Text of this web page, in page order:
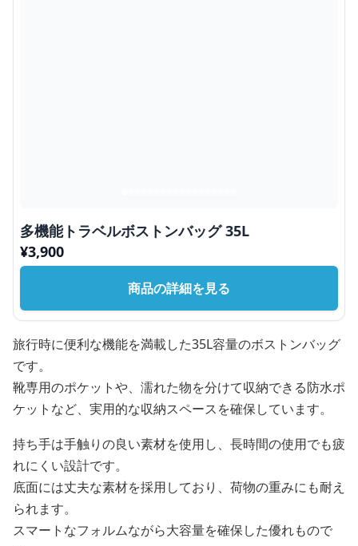
多機能トラベルボストンバッグ 35L
¥3,900
商品の詳細を見る
旅行時に便利な機能を満載した35L容量のボストンバッグ
です。
靴専用のポケットや、濡れた物を分けて収納できる防水ポ
ケットなど、実用的な収納スペースを確保しています。
持ち手は手触りの良い素材を使用し、長時間の使用でも疲
れにくい設計です。
底面には丈夫な素材を採用しており、荷物の重みにも耐え
られます。
スマートなフォルムながら大容量を確保した優れもので